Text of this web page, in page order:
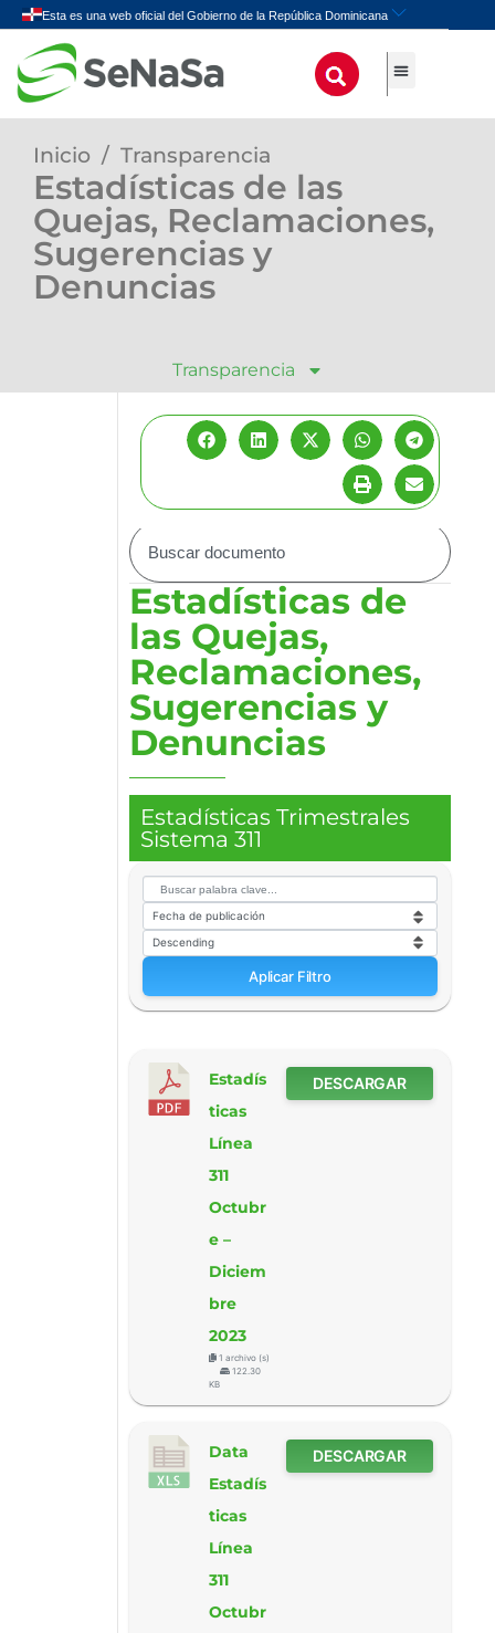
Inicio / Transparencia
Estadísticas de las
Quejas, Reclamaciones,
Sugerencias y
Denuncias
Transparencia
Estadísticas de
las Quejas,
Reclamaciones,
Sugerencias y
Denuncias
Estadísticas Trimestrales
Sistema 311
Aplicar Filtro
Estadís
ticas
Línea
311
Octubr
e –
Diciem
bre
2023
1 archivo (s)
122.30
KB
DESCARGAR
Data
Estadís
ticas
Línea
311
Octubr
DESCARGAR